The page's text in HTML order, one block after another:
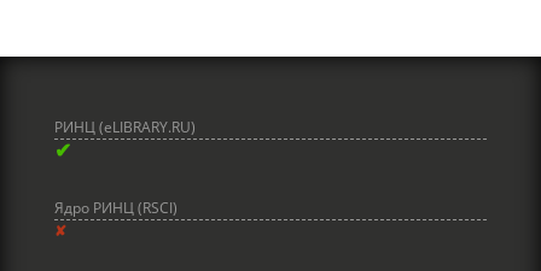
РИНЦ (eLIBRARY.RU)
✔
Ядро РИНЦ (RSCI)
✘